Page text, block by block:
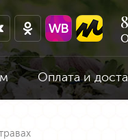
Оплата и